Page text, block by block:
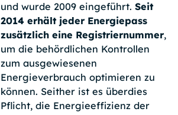
und wurde 2009 eingeführt. Seit
2014 erhält jeder Energiepass
zusätzlich eine Registriernummer,
um die behördlichen Kontrollen
zum ausgewiesenen
Energieverbrauch optimieren zu
können. Seither ist es überdies
Pflicht, die Energieeffizienz der